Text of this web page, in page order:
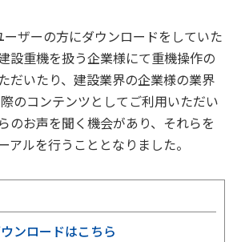
ザーの方にダウンロードをしていた
設重機を扱う企業様にて重機操作の
だいたり、建設業界の企業様の業界
のコンテンツとしてご利用いただい
のお声を聞く機会があり、それらを
アルを行うこととなりました。
ンロードはこちら